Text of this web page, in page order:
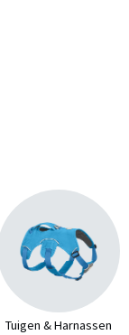
Tuigen & Harnassen